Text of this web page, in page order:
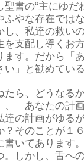
聖書の“主にゆだ
ふやな存在では
し、私達の救い
を支配し導くお
ます。だから「
」と勧めている
たら、どうなる
、「あなたの計
達の計画がゆる
？そのことが１
書いてあります
。しかし、舌へ